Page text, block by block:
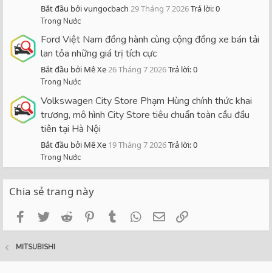
Bắt đầu bởi vungocbach 29 Tháng 7 2026Trả lời: 0
Trong Nước
Ford Việt Nam đồng hành cùng cộng đồng xe bán tải
lan tỏa những giá trị tích cực
Bắt đầu bởi Mê Xe26 Tháng 7 2026Trả lời: 0
Trong Nước
Volkswagen City Store Phạm Hùng chính thức khai
trương, mô hình City Store tiêu chuẩn toàn cầu đầu
tiên tại Hà Nội
Bắt đầu bởi Mê Xe 19 Tháng 7 2026Trả lời: 0
Trong Nước
Chia sẻ trang này
FacebookTwitterReddit PinterestTumblrWhatsApp
Email
MITSUBISHI